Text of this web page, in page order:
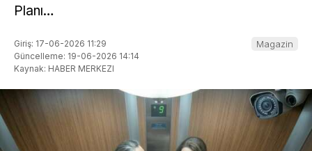
Planı…
Giriş: 17-06-2026 11:29
Güncelleme: 19-06-2026 14:14
Kaynak: HABER MERKEZI
Magazin